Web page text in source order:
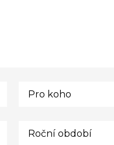
Pro koho
Roční období